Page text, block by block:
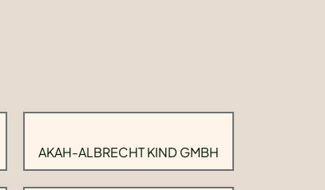
AKAH-ALBRECHT KIND GMBH